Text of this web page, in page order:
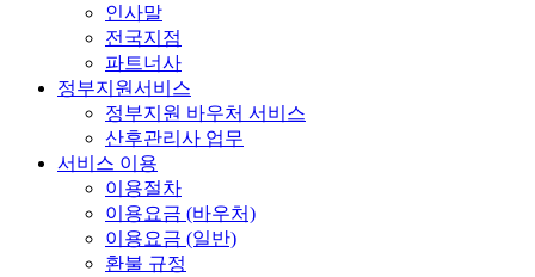
인사말
전국지점
파트너사
정부지원서비스
정부지원 바우처 서비스
산후관리사 업무
서비스 이용
이용절차
이용요금 (바우처)
이용요금 (일반)
환불 규정